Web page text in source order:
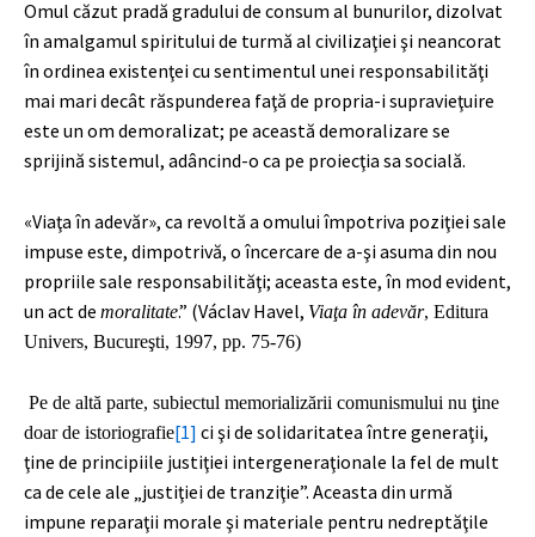
Omul căzut pradă gradului de consum al bunurilor, dizolvat
în amalgamul spiritului de turmă al civilizaţiei şi neancorat
în ordinea existenţei cu sentimentul unei responsabilităţi
mai mari decât răspunderea faţă de propria-i supravieţuire
este un om demoralizat; pe această demoralizare se
sprijină sistemul, adâncind-o ca pe proiecţia sa socială.
«Viaţa în adevăr», ca revoltă a omului împotriva poziţiei sale
impuse este, dimpotrivă, o încercare de a-şi asuma din nou
propriile sale responsabilităţi; aceasta este, în mod evident,
un act de moralitate.” (Václav Havel, Viaţa în adevăr, Editura
Univers, Bucureşti, 1997, pp. 75-76)
Pe de altă parte, subiectul memorializării comunismului nu ţine
doar de istoriografie[1] ci şi de solidaritatea între generaţii,
ţine de principiile justiţiei intergeneraţionale la fel de mult
ca de cele ale „justiţiei de tranziţie”. Aceasta din urmă
impune reparaţii morale şi materiale pentru nedreptăţile